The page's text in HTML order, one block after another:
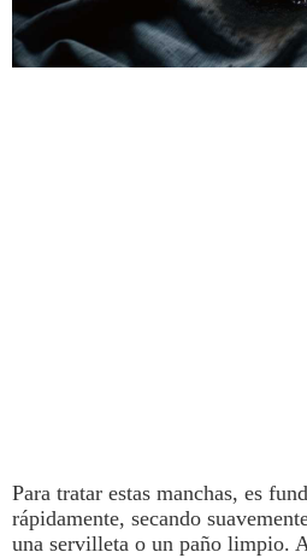
Para tratar estas manchas, es
rápidamente, secando
una servilleta o un paño limpio.